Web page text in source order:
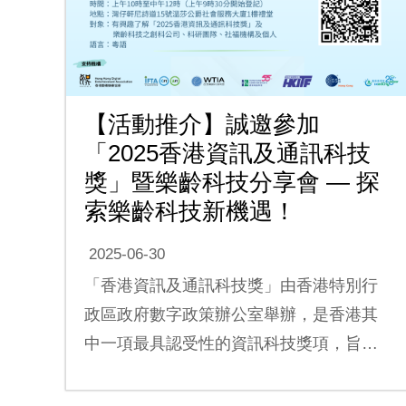
【活動推介】誠邀參加
「2025香港資訊及通訊科技
獎」暨樂齡科技分享會 — 探
索樂齡科技新機遇！
2025-06-30
「香港資訊及通訊科技獎」由香港特別行
政區政府數字政策辦公室舉辦，是香港其
中一項最具認受性的資訊科技獎項，旨在